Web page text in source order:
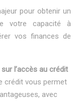
pour obtenir un
votre capacité à
vos finances de
l’accès au crédit
crédit vous permet
avec